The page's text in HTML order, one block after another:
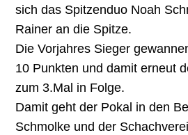
sich das Spitzenduo Noah
Rainer an die Spitze.
Die Vorjahres Sieger
10 Punkten und damit erneut
zum 3.Mal in Folge.
Damit geht der Pokal in den
Schmolke und der